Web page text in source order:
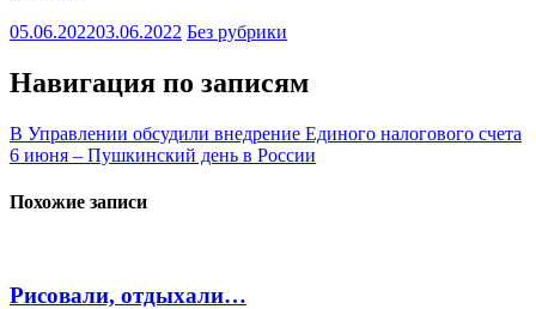
05.06.202203.06.2022 Без рубрики
Навигация по записям
В Управлении обсудили внедрение Единого налогового счета
6 июня – Пушкинский день в России
Похожие записи
Рисовали, отдыхали…